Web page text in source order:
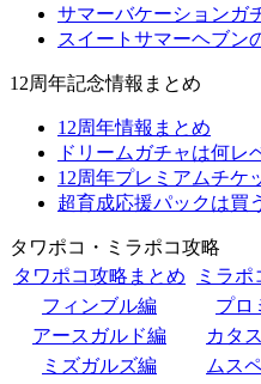
サマーバケーションガ
スイートサマーヘブン
12周年記念情報まとめ
12周年情報まとめ
ドリームガチャは何レ
12周年プレミアムチケ
超育成応援パックは買
タワポコ・ミラポコ攻略
タワポコ攻略まとめ
ミラポ
フィンブル編
プロ
アースガルド編
カタ
ミズガルズ編
ムス